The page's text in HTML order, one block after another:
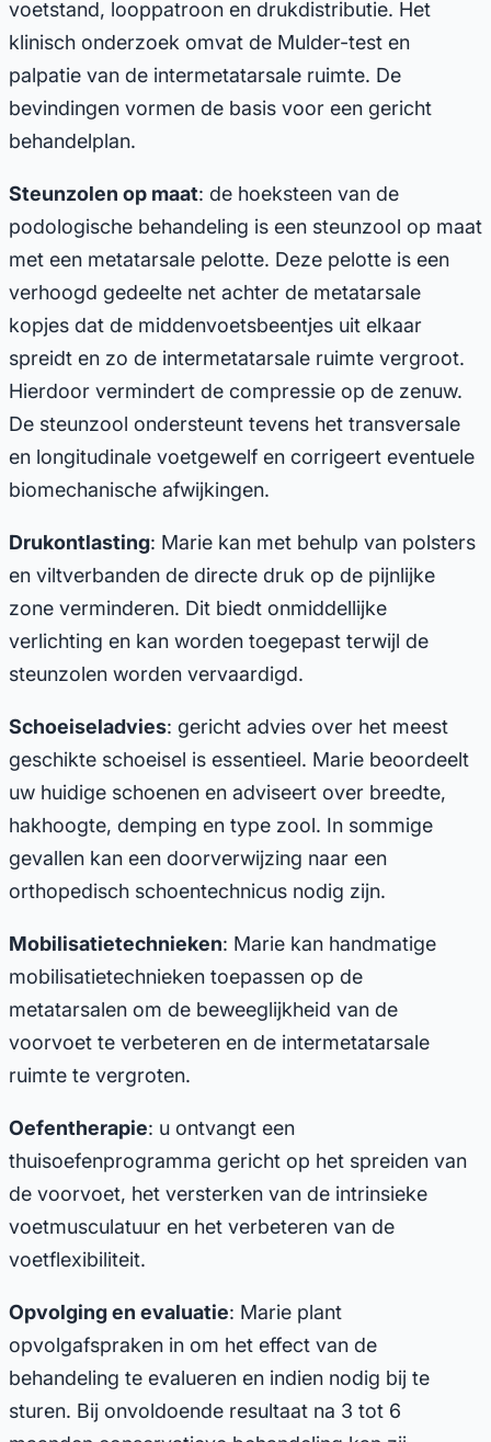
voetstand, looppatroon en drukdistributie. Het
klinisch onderzoek omvat de Mulder-test en
palpatie van de intermetatarsale ruimte. De
bevindingen vormen de basis voor een gericht
behandelplan.
Steunzolen op maat: de hoeksteen van de
podologische behandeling is een steunzool op maat
met een metatarsale pelotte. Deze pelotte is een
verhoogd gedeelte net achter de metatarsale
kopjes dat de middenvoetsbeentjes uit elkaar
spreidt en zo de intermetatarsale ruimte vergroot.
Hierdoor vermindert de compressie op de zenuw.
De steunzool ondersteunt tevens het transversale
en longitudinale voetgewelf en corrigeert eventuele
biomechanische afwijkingen.
Drukontlasting: Marie kan met behulp van polsters
en viltverbanden de directe druk op de pijnlijke
zone verminderen. Dit biedt onmiddellijke
verlichting en kan worden toegepast terwijl de
steunzolen worden vervaardigd.
Schoeiseladvies: gericht advies over het meest
geschikte schoeisel is essentieel. Marie beoordeelt
uw huidige schoenen en adviseert over breedte,
hakhoogte, demping en type zool. In sommige
gevallen kan een doorverwijzing naar een
orthopedisch schoentechnicus nodig zijn.
Mobilisatietechnieken: Marie kan handmatige
mobilisatietechnieken toepassen op de
metatarsalen om de beweeglijkheid van de
voorvoet te verbeteren en de intermetatarsale
ruimte te vergroten.
Oefentherapie: u ontvangt een
thuisoefenprogramma gericht op het spreiden van
de voorvoet, het versterken van de intrinsieke
voetmusculatuur en het verbeteren van de
voetflexibiliteit.
Opvolging en evaluatie: Marie plant
opvolgafspraken in om het effect van de
behandeling te evalueren en indien nodig bij te
sturen. Bij onvoldoende resultaat na 3 tot 6